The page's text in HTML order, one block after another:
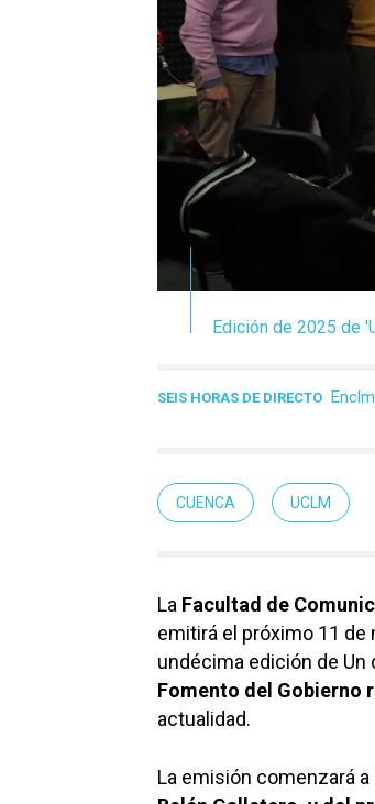
Edición de 2025 de
SEIS HORAS DE DIRECTO Enclm
CUENCA UCLM
La Facultad de
emitirá el próximo 11 de
undécima edición de Un
Fomento del Gobierno
actualidad.
La emisión comenzará